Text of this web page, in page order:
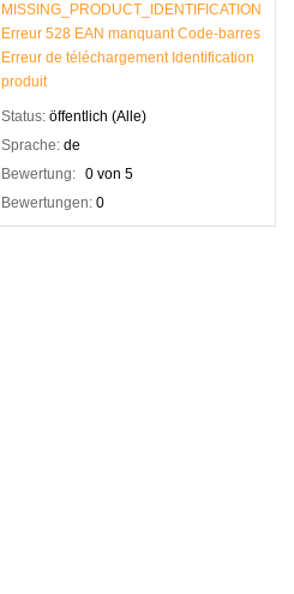
MISSING_PRODUCT_IDENTIFICATION
Erreur 528 EAN manquant Code-barres
Erreur de téléchargement Identification
produit
Status: öffentlich (Alle)
Sprache: de
Bewertung: 0 von 5
Bewertungen: 0